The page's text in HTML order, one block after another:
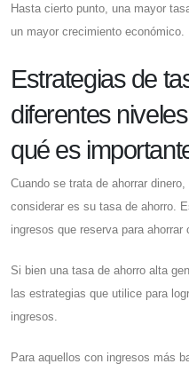
Hasta cierto punto, una mayor
un mayor crecimiento económico.
Estrategias de
diferentes
qué es
Cuando se trata de ahorrar
considerar es su tasa de ahorro.
ingresos que reserva para ahorrar
Si bien una tasa de ahorro alta
las estrategias que utilice para
ingresos.
Para aquellos con ingresos más